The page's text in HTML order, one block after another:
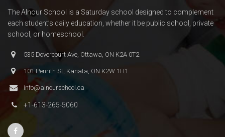
The Alnour School is a Saturday school designed to complement
each student’s daily education, whether it be public school, private
school, or homeschool.
535 Dovercourt Ave, Ottawa, ON K2A 0T2
101 Penrith St, Kanata, ON K2W 1H1
info@alnourschool.ca
+1-613-265-5060